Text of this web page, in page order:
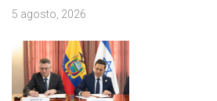
5 agosto, 2026